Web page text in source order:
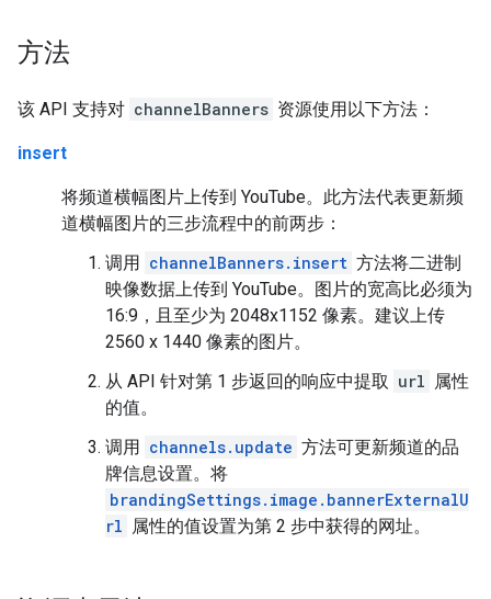
方法
该 API 支持对 channelBanners 资源使用以下方法：
insert
将频道横幅图片上传到 YouTube。此方法代表更新频
道横幅图片的三步流程中的前两步：
调用 channelBanners.insert 方法将二进制
映像数据上传到 YouTube。图片的宽高比必须为
16:9，且至少为 2048x1152 像素。建议上传
2560 x 1440 像素的图片。
从 API 针对第 1 步返回的响应中提取 url 属性
的值。
调用 channels.update 方法可更新频道的品
牌信息设置。将
brandingSettings.image.bannerExternalU
rl 属性的值设置为第 2 步中获得的网址。